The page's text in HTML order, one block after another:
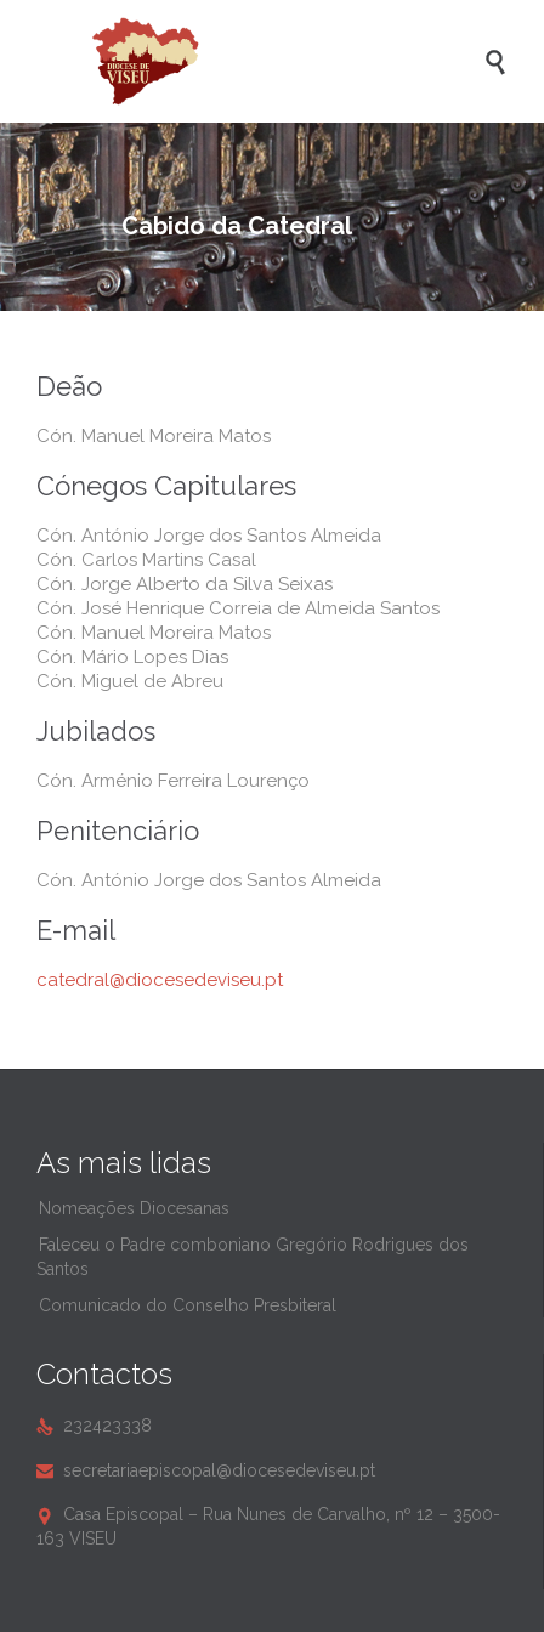

Cabido da Catedral
Deão
Cón. Manuel Moreira Matos
Cónegos Capitulares
Cón. António Jorge dos Santos Almeida
Cón. Carlos Martins Casal
Cón. Jorge Alberto da Silva Seixas
Cón. José Henrique Correia de Almeida Santos
Cón. Manuel Moreira Matos
Cón. Mário Lopes Dias
Cón. Miguel de Abreu
Jubilados
Cón. Arménio Ferreira Lourenço
Penitenciário
Cón. António Jorge dos Santos Almeida
E-mail
catedral@diocesedeviseu.pt
As mais lidas
Nomeações Diocesanas
Faleceu o Padre comboniano Gregório Rodrigues dos
Santos
Comunicado do Conselho Presbiteral
Contactos
 232423338
 secretariaepiscopal@diocesedeviseu.pt

Casa Episcopal – Rua Nunes de Carvalho, nº 12 – 3500-
163 VISEU